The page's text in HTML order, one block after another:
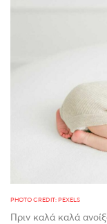
PHOTO CREDIT: PEXELS
Πριν καλά καλά